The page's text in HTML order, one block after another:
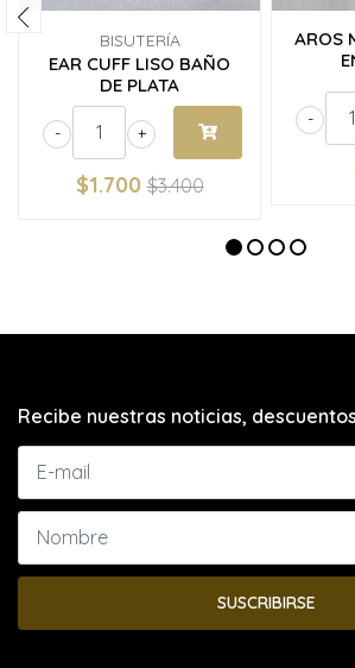
BISUTERÍA
EAR CUFF LISO BAÑO
DE PLATA
+
-
$1.700 $3.400
AROS
-
Recibe nuestras noticias,
SUSCRIBIRSE